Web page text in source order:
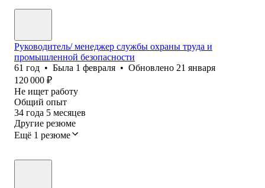
Руководитель/ менеджер службы охраны труда и
промышленной безопасности
61 год • Была 1 февраля • Обновлено 21 января
120 000 ₽
Не ищет работу
Общий опыт
34 года 5 месяцев
Другие резюме
Ещё 1 резюме